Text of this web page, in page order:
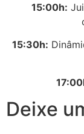
15:00h:
15:30h:
Deixe